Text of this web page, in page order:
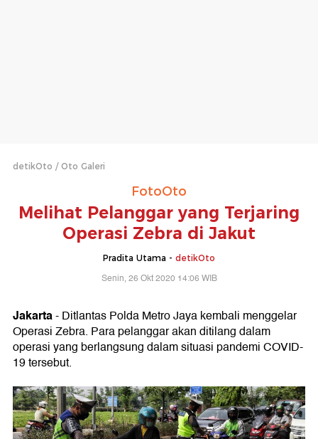
detikOto Oto Galeri
FotoOto
Melihat Pelanggar yang Terjaring
Operasi Zebra di Jakut
Pradita Utama - detikOto
Senin, 26 Okt 2020 14:06 WIB
Jakarta- Ditlantas Polda Metro Jaya kembali menggelar
Operasi Zebra. Para pelanggar akan ditilang dalam
operasi yang berlangsung dalam situasi pandemi COVID-
19 tersebut.